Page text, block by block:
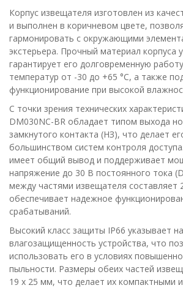
Корпус извещателя изготовлен из
и выполнен в коричневом цвете,
гармонировать с окружающими
экстерьера. Прочный материал корпуса
гарантирует его долговременную
температур от -30 до +65 °С, а также
функционирование при высокой
С точки зрения технических
DM030NC-BR обладает типом выхода
замкнутого контакта (НЗ), что делает
большинством систем контроля
имеет общий вывод и поддерживает
напряжение до 30 В постоянного тока
между частями извещателя составляет
обеспечивает надежное
срабатываний.
Высокий класс защиты IP66 указывает
влагозащищенность устройства, что
использовать его в условиях
пыльности. Размеры обеих частей
19 х 25 мм, что делает их компактными